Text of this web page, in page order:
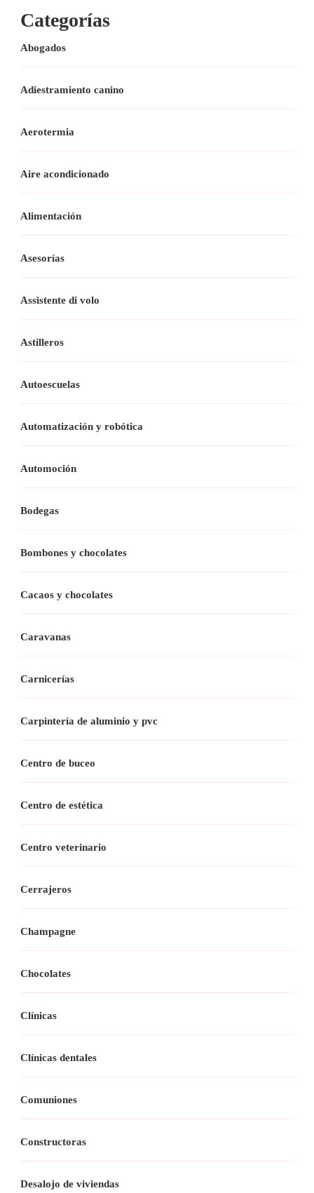
Categorías
Abogados
Adiestramiento canino
Aerotermia
Aire acondicionado
Alimentación
Asesorías
Assistente di volo
Astilleros
Autoescuelas
Automatización y robótica
Automoción
Bodegas
Bombones y chocolates
Cacaos y chocolates
Caravanas
Carnicerías
Carpintería de aluminio y pvc
Centro de buceo
Centro de estética
Centro veterinario
Cerrajeros
Champagne
Chocolates
Clínicas
Clínicas dentales
Comuniones
Constructoras
Desalojo de viviendas